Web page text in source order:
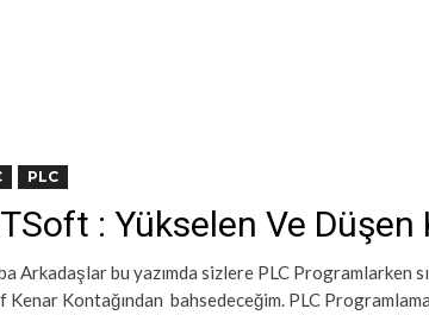
PLC
: Yükselen Ve Düşen
Arkadaşlar bu yazımda sizlere PLC Programlarken
Kenar Kontağından bahsedeceğim. PLC